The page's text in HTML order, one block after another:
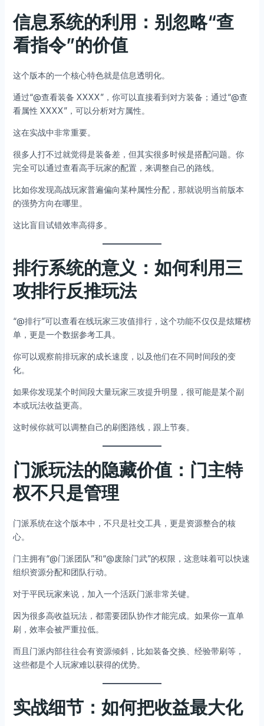
信息系统的利用：别忽略“查
看指令”的价值
这个版本的一个核心特色就是信息透明化。
通过“@查看装备 XXXX”，你可以直接看到对方装备；通过“@查
看属性 XXXX”，可以分析对方属性。
这在实战中非常重要。
很多人打不过就觉得是装备差，但其实很多时候是搭配问题。你
完全可以通过查看高手玩家的配置，来调整自己的路线。
比如你发现高战玩家普遍偏向某种属性分配，那就说明当前版本
的强势方向在哪里。
这比盲目试错效率高得多。
排行系统的意义：如何利用三
攻排行反推玩法
“@排行”可以查看在线玩家三攻值排行，这个功能不仅仅是炫耀榜
单，更是一个数据参考工具。
你可以观察前排玩家的成长速度，以及他们在不同时间段的变
化。
如果你发现某个时间段大量玩家三攻提升明显，很可能是某个副
本或玩法收益更高。
这时候你就可以调整自己的刷图路线，跟上节奏。
门派玩法的隐藏价值：门主特
权不只是管理
门派系统在这个版本中，不只是社交工具，更是资源整合的核
心。
门主拥有“@门派团队”和“@废除门武”的权限，这意味着可以快速
组织资源分配和团队行动。
对于平民玩家来说，加入一个活跃门派非常关键。
因为很多高收益玩法，都需要团队协作才能完成。如果你一直单
刷，效率会被严重拉低。
而且门派内部往往会有资源倾斜，比如装备交换、经验带刷等，
这些都是个人玩家难以获得的优势。
实战细节：如何把收益最大化